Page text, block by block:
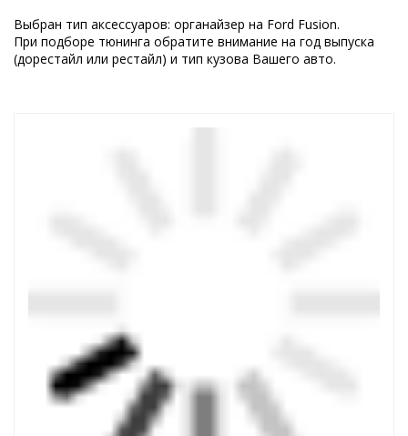
Выбран тип аксессуаров: органайзер на Ford Fusion.
При подборе тюнинга обратите внимание на год выпуска
(дорестайл или рестайл) и тип кузова Вашего авто.